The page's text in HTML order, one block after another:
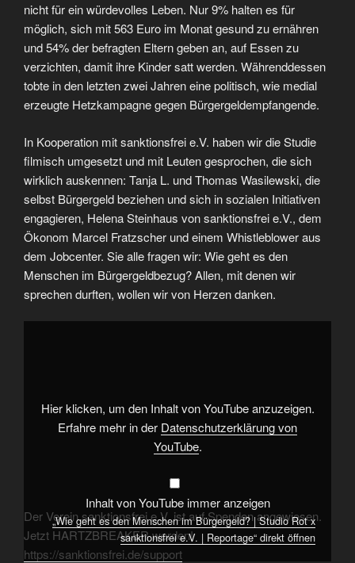
nicht für ein würdevolles Leben. Nur 9% halten es für
möglich, sich mit 563 Euro im Monat gesund zu ernähren
und 54% der befragten Eltern geben an, auf Essen zu
verzichten, damit ihre Kinder satt werden. Währenddessen
tobte in den letzten zwei Jahren eine politisch, wie medial
erzeugte Hetzkampagne gegen Bürgergeldempfangende.
In Kooperation mit sanktionsfrei e.V. haben wir die Studie
filmisch umgesetzt und mit Leuten gesprochen, die sich
wirklich auskennen: Tanja L. und Thomas Wasilewski, die
selbst Bürgergeld beziehen und sich in sozialen Initiativen
engagieren, Helena Steinhaus von sanktionsfrei e.V., dem
Ökonom Marcel Fratzscher und einem Whistleblower aus
dem Jobcenter. Sie alle fragen wir: Wie geht es den
Menschen im Bürgergeldbezug? Allen, mit denen wir
sprechen durften, wollen wir von Herzen danken.
„Wie
Studio
anzeigen
Hier klicken, um den Inhalt von YouTube anzuzeigen.
Erfahre mehr in der Datenschutzerklärung von
YouTube.
Inhalt von YouTube immer anzeigen
„Wie geht es den Menschen im Bürgergeld? | Studio Rot x
sanktionsfrei e.V. | Reportage“ direkt öffnen
Der Verein sanktionsfrei e.V. ist auf Spenden angewiesen.
Jetzt HARTZBREAKER werden!
https://sanktionsfrei.de/support